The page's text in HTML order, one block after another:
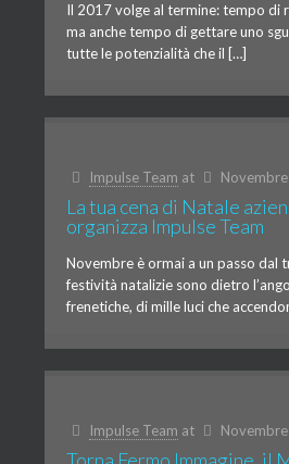
Il 2017 volge al termine: tempo di
ma anche tempo di gettare uno
tutte le potenzialità che il […]
Impulse Team at
La tua cena di Natale
organizza Impulse Team
Novembre è ormai a un passo dal
festività natalizie sono dietro
frenetiche, di mille luci che
Impulse Team at